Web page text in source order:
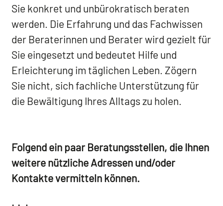
Sie konkret und unbürokratisch beraten
werden. Die Erfahrung und das Fachwissen
der Beraterinnen und Berater wird gezielt für
Sie eingesetzt und bedeutet Hilfe und
Erleichterung im täglichen Leben. Zögern
Sie nicht, sich fachliche Unterstützung für
die Bewältigung Ihres Alltags zu holen.
Folgend ein paar Beratungsstellen, die Ihnen
weitere nützliche Adressen und/oder
Kontakte vermitteln können.